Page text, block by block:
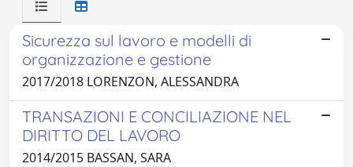
Sicurezza sul lavoro e modelli di
organizzazione e gestione
2017/2018 LORENZON, ALESSANDRA
TRANSAZIONI E CONCILIAZIONE NEL
DIRITTO DEL LAVORO
2014/2015 BASSAN, SARA